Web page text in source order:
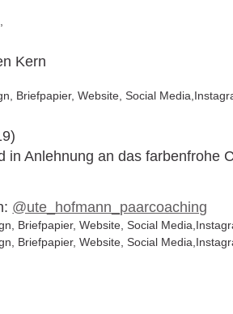
Kern
Anlehnung an das farbenfrohe
@ute_hofmann_paarcoaching